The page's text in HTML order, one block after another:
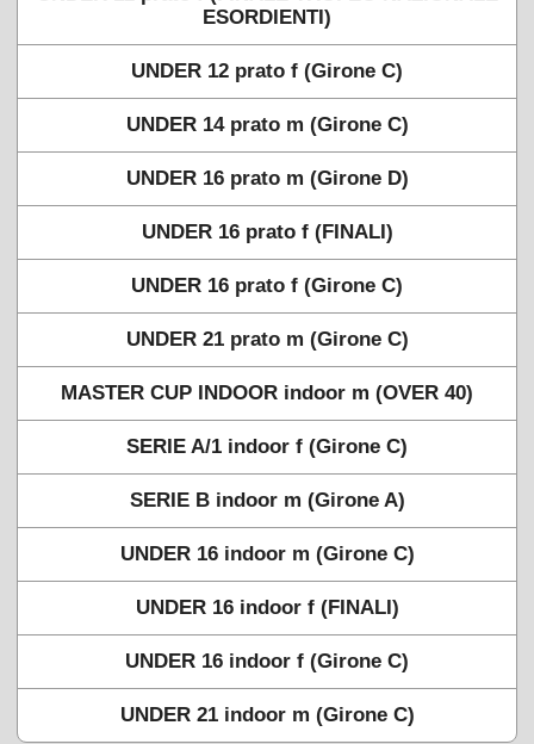
ESORDIENTI)
UNDER 12 prato f (Girone C)
UNDER 14 prato m (Girone C)
UNDER 16 prato m (Girone D)
UNDER 16 prato f (FINALI)
UNDER 16 prato f (Girone C)
UNDER 21 prato m (Girone C)
MASTER CUP INDOOR indoor m (OVER 40)
SERIE A/1 indoor f (Girone C)
SERIE B indoor m (Girone A)
UNDER 16 indoor m (Girone C)
UNDER 16 indoor f (FINALI)
UNDER 16 indoor f (Girone C)
UNDER 21 indoor m (Girone C)